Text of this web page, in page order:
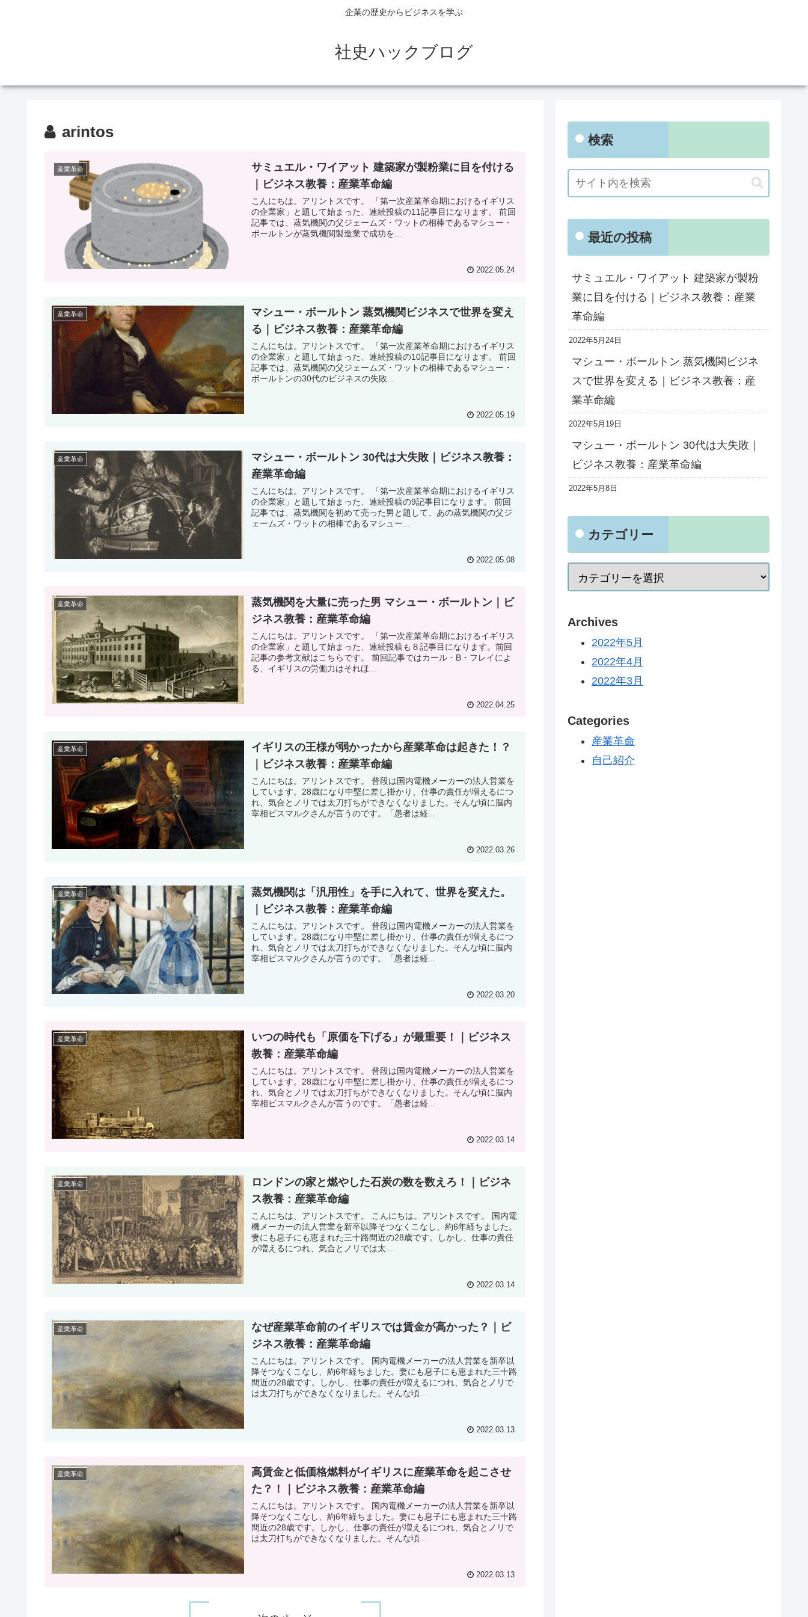
企業の歴史からビジネスを学ぶ
社史ハックブログ
arintos
産業革命
サミュエル・ワイアット 建築家が製粉業に目を付ける
｜ビジネス教養：産業革命編
こんにちは。アリントスです。 「第一次産業革命期におけるイギリス
の企業家」と題して始まった、連続投稿の11記事目になります。 前回
記事では、蒸気機関の父ジェームズ・ワットの相棒であるマシュー・
ボールトンが蒸気機関製造業で成功を...
2022.05.24
産業革命
マシュー・ボールトン 蒸気機関ビジネスで世界を変え
る｜ビジネス教養：産業革命編
こんにちは。アリントスです。 「第一次産業革命期におけるイギリス
の企業家」と題して始まった、連続投稿の10記事目になります。 前回
記事では、蒸気機関の父ジェームズ・ワットの相棒であるマシュー・
ボールトンの30代のビジネスの失敗...
2022.05.19
産業革命
マシュー・ボールトン 30代は大失敗｜ビジネス教養：
産業革命編
こんにちは。アリントスです。 「第一次産業革命期におけるイギリス
の企業家」と題して始まった、連続投稿の9記事目になります。 前回
記事では、蒸気機関を初めて売った男と題して、あの蒸気機関の父ジ
ェームズ・ワットの相棒であるマシュー...
2022.05.08
産業革命
蒸気機関を大量に売った男 マシュー・ボールトン｜ビ
ジネス教養：産業革命編
こんにちは。アリントスです。 「第一次産業革命期におけるイギリス
の企業家」と題して始まった、連続投稿も８記事目になります。前回
記事の参考文献はこちらです。 前回記事ではカール・B・フレイによ
る、イギリスの労働力はそれほ...
2022.04.25
産業革命
イギリスの王様が弱かったから産業革命は起きた！？
｜ビジネス教養：産業革命編
こんにちは。アリントスです。 普段は国内電機メーカーの法人営業を
しています。28歳になり中堅に差し掛かり、仕事の責任が増えるにつ
れ、気合とノリでは太刀打ちができなくなりました。そんな頃に脳内
宰相ビスマルクさんが言うのです。「愚者は経...
2022.03.26
産業革命
蒸気機関は「汎用性」を手に入れて、世界を変えた。
｜ビジネス教養：産業革命編
こんにちは。アリントスです。 普段は国内電機メーカーの法人営業を
しています。28歳になり中堅に差し掛かり、仕事の責任が増えるにつ
れ、気合とノリでは太刀打ちができなくなりました。そんな頃に脳内
宰相ビスマルクさんが言うのです。「愚者は経...
2022.03.20
産業革命
いつの時代も「原価を下げる」が最重要！｜ビジネス
教養：産業革命編
こんにちは。アリントスです。 普段は国内電機メーカーの法人営業を
しています。28歳になり中堅に差し掛かり、仕事の責任が増えるにつ
れ、気合とノリでは太刀打ちができなくなりました。そんな頃に脳内
宰相ビスマルクさんが言うのです。「愚者は経...
2022.03.14
産業革命
ロンドンの家と燃やした石炭の数を数えろ！｜ビジネ
ス教養：産業革命編
こんにちは、アリントスです。 こんにちは。アリントスです。 国内電
機メーカーの法人営業を新卒以降そつなくこなし、約6年経ちました。
妻にも息子にも恵まれた三十路間近の28歳です。しかし、仕事の責任
が増えるにつれ、気合とノリでは太...
2022.03.14
産業革命
なぜ産業革命前のイギリスでは賃金が高かった？｜ビ
ジネス教養：産業革命編
こんにちは。アリントスです。 国内電機メーカーの法人営業を新卒以
降そつなくこなし、約6年経ちました。妻にも息子にも恵まれた三十路
間近の28歳です。しかし、仕事の責任が増えるにつれ、気合とノリで
は太刀打ちができなくなりました。そんな頃...
2022.03.13
産業革命
高賃金と低価格燃料がイギリスに産業革命を起こさせ
た？！｜ビジネス教養：産業革命編
こんにちは。アリントスです。 国内電機メーカーの法人営業を新卒以
降そつなくこなし、約6年経ちました。妻にも息子にも恵まれた三十路
間近の28歳です。しかし、仕事の責任が増えるにつれ、気合とノリで
は太刀打ちができなくなりました。そんな頃...
2022.03.13
検索
最近の投稿
サミュエル・ワイアット 建築家が製粉
業に目を付ける｜ビジネス教養：産業
革命編
2022年5月24日
マシュー・ボールトン 蒸気機関ビジネ
スで世界を変える｜ビジネス教養：産
業革命編
2022年5月19日
マシュー・ボールトン 30代は大失敗｜
ビジネス教養：産業革命編
2022年5月8日
カテゴリー
Archives
2022年5月
2022年4月
2022年3月
Categories
産業革命
自己紹介